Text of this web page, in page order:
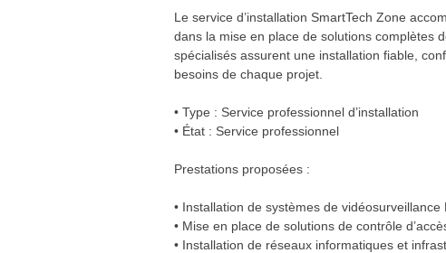
Le service d’installation SmartTech Zone
dans la mise en place de solutions complètes
spécialisés assurent une installation fiable,
besoins de chaque projet.
• Type : Service professionnel d’installation
• État : Service professionnel
Prestations proposées :
• Installation de systèmes de vidéosurveillance
• Mise en place de solutions de contrôle
• Installation de réseaux informatiques et